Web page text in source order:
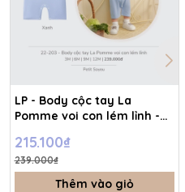
LP - Body cộc tay La
Pomme voi con lém lỉnh -
215.100₫
239.000₫
Thêm vào giỏ